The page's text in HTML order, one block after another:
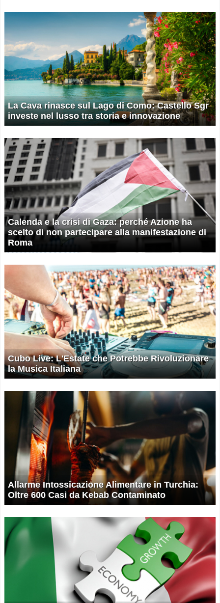
La Cava rinasce sul Lago di Como: Castello Sgr
investe nel lusso tra storia e innovazione
Calenda e la crisi di Gaza: perché Azione ha
scelto di non partecipare alla manifestazione di
Roma
Cubo Live: L'Estate che Potrebbe Rivoluzionare
la Musica Italiana
Allarme Intossicazione Alimentare in Turchia:
Oltre 600 Casi da Kebab Contaminato